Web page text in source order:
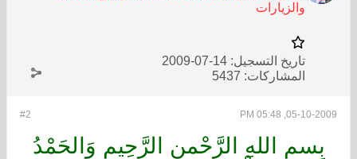
والزيارات
تاريخ التسجيل: 14-07-2009
المشاركات: 5437
#2 05-10-2009, 05:48 PM
بِسمِ اللهِ الرَّحْمنِ الرَّحِيمِ وَالحَمْدُ